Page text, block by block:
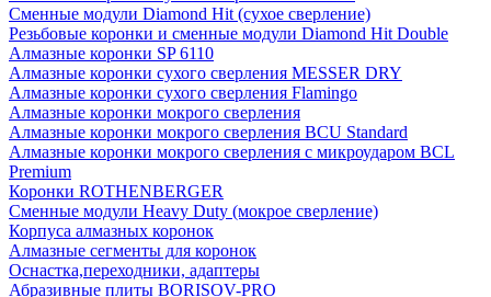
Сменные модули Diamond Hit (сухое сверление)
Резьбовые коронки и сменные модули Diamond Hit Double
Алмазные коронки SP 6110
Алмазные коронки сухого сверления MESSER DRY
Алмазные коронки сухого сверления Flamingo
Алмазные коронки мокрого сверления
Алмазные коронки мокрого сверления BCU Standard
Алмазные коронки мокрого сверления с микроударом BCL
Premium
Коронки ROTHENBERGER
Сменные модули Heavy Duty (мокрое сверление)
Корпуса алмазных коронок
Алмазные сегменты для коронок
Оснастка,переходники, адаптеры
Абразивные плиты BORISOV-PRO